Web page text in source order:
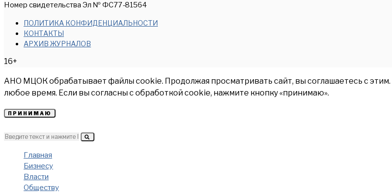
Номер свидетельства Эл № ФС77-81564
ПОЛИТИКА КОНФИДЕНЦИАЛЬНОСТИ
КОНТАКТЫ
АРХИВ ЖУРНАЛОВ
16+
АНО МЦОК обрабатывает файлы cookie. Продолжая просматривать сайт, вы соглашаетесь с
любое время. Если вы согласны с обработкой cookie, нажмите кнопку «принимаю».
ПРИНИМАЮ
Главная
Бизнесу
Власти
Обществу